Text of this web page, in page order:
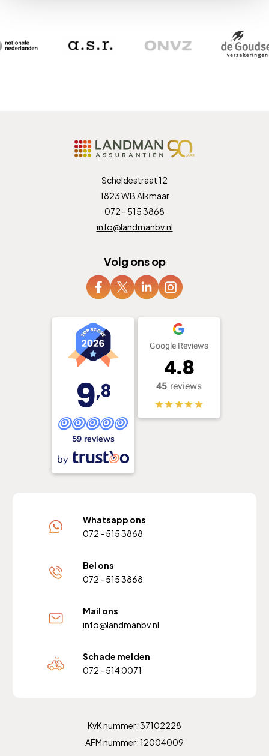
Scheldestraat 12
1823 WB Alkmaar
072 - 515 3868
info@landmanbv.nl
Volg ons op
9,8
59 reviews
by
Google Reviews
4.8
45 reviews
Whatsapp ons
072 - 515 3868
Bel ons
072 - 515 3868
Mail ons
info@landmanbv.nl
Schade melden
072 - 514 0071
KvK nummer: 37102228
AFM nummer: 12004009